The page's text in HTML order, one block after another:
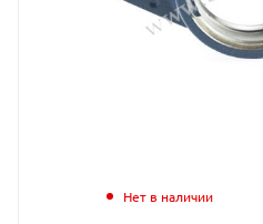
с
Нет в наличии